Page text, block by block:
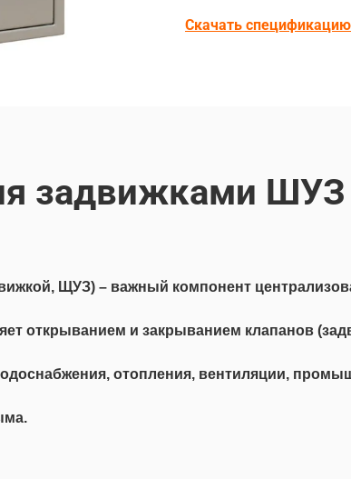
Скачать спецификацию
задвижками
ЩУЗ) – важный компонент
открыванием и закрыванием клапанов
отопления, вентиляции,